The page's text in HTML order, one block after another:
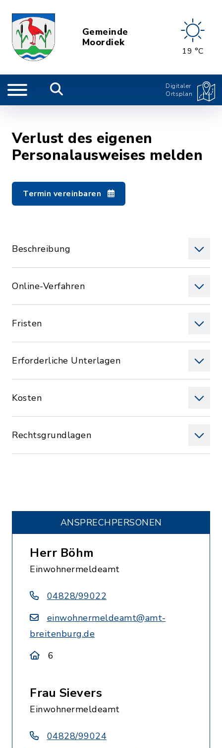
Gemeinde
Moordiek
19 °C
Digitaler
Ortsplan
Verlust des eigenen
Personalausweises melden
Termin vereinbaren
Beschreibung
Online-Verfahren
Fristen
Erforderliche Unterlagen
Kosten
Rechtsgrundlagen
ANSPRECHPERSONEN
Herr Böhm
Einwohnermeldeamt
04828/99022
einwohnermeldeamt@amt-
breitenburg.de
6
Frau Sievers
Einwohnermeldeamt
04828/99024